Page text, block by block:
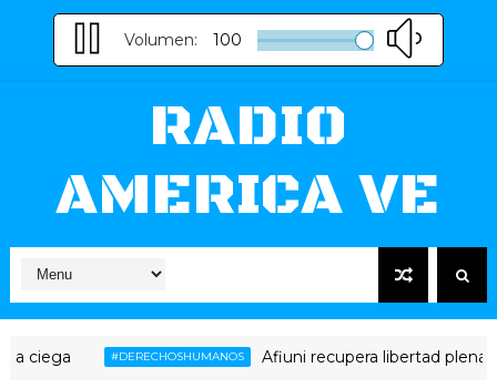
Volumen: 100
RADIO
AMERICA VE
#DERECHOSHUMANOS Afiuni recupera libertad plena tras